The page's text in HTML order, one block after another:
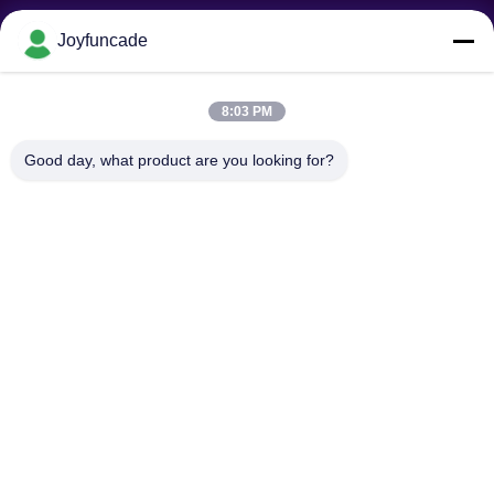
Joyfuncade
8:03 PM
Good day, what product are you looking for?